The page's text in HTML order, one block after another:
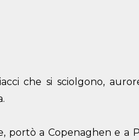
che si sciolgono,
portò a Copenaghen e a